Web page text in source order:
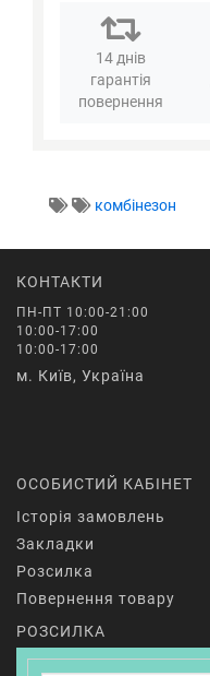
14 днів
гарантія
повернення
комбінезон
КОНТАКТИ
ПН-ПТ 10:00-21:00
10:00-17:00
10:00-17:00
м. Київ, Україна
ОСОБИСТИЙ КАБІНЕТ
Історія замовлень
Закладки
Розсилка
Повернення товару
РОЗСИЛКА